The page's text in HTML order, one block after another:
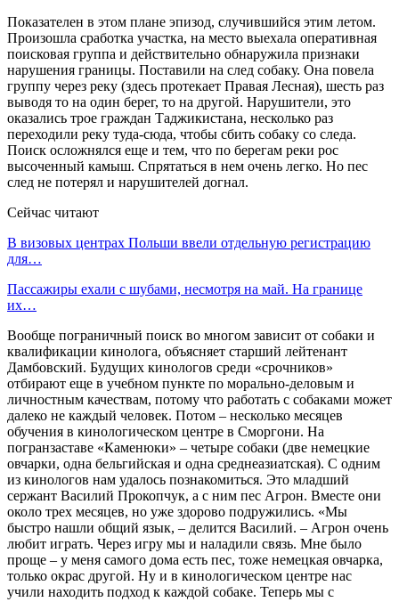
Показателен в этом плане эпизод, случившийся этим летом.
Произошла сработка участка, на место выехала оперативная
поисковая группа и действительно обнаружила признаки
нарушения границы. Поставили на след собаку. Она повела
группу через реку (здесь протекает Правая Лесная), шесть раз
выводя то на один берег, то на другой. Нарушители, это
оказались трое граждан Таджикистана, несколько раз
переходили реку туда-сюда, чтобы сбить собаку со следа.
Поиск осложнялся еще и тем, что по берегам реки рос
высоченный камыш. Спрятаться в нем очень легко. Но пес
след не потерял и нарушителей догнал.
Сейчас читают
В визовых центрах Польши ввели отдельную регистрацию
для…
Пассажиры ехали с шубами, несмотря на май. На границе
их…
Вообще пограничный поиск во многом зависит от собаки и
квалификации кинолога, объясняет старший лейтенант
Дамбовский. Будущих кинологов среди «срочников»
отбирают еще в учебном пункте по морально-деловым и
личностным качествам, потому что работать с собаками может
далеко не каждый человек. Потом – несколько месяцев
обучения в кинологическом центре в Сморгони. На
погранзаставе «Каменюки» – четыре собаки (две немецкие
овчарки, одна бельгийская и одна среднеазиатская). С одним
из кинологов нам удалось познакомиться. Это младший
сержант Василий Прокопчук, а с ним пес Агрон. Вместе они
около трех месяцев, но уже здорово подружились. «Мы
быстро нашли общий язык, – делится Василий. – Агрон очень
любит играть. Через игру мы и наладили связь. Мне было
проще – у меня самого дома есть пес, тоже немецкая овчарка,
только окрас другой. Ну и в кинологическом центре нас
учили находить подход к каждой собаке. Теперь мы с